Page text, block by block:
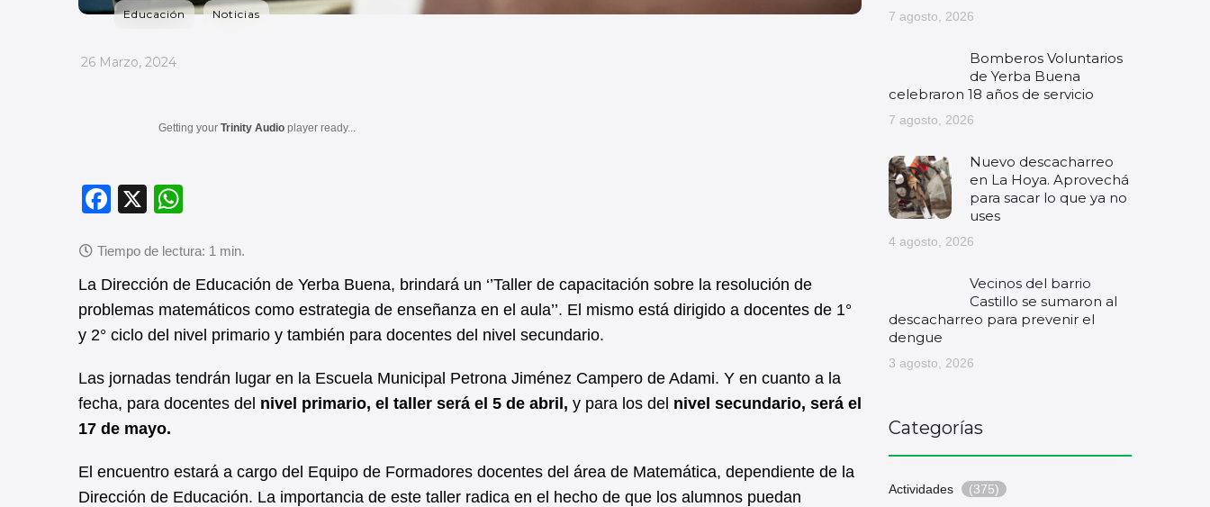
Educación Noticias
_
26 Marzo, 2024
Getting your Trinity Audio player ready...
F
c
e
b
o
o
k
X
at
s
A
p
p
La Dirección de Educación de Yerba Buena, brindará un ‘’Taller de capacitación sobre la resolución de
problemas matemáticos como estrategia de enseñanza en el aula’’. El mismo está dirigido a docentes de 1°
y 2° ciclo del nivel primario y también para docentes del nivel secundario.
Las jornadas tendrán lugar en la Escuela Municipal Petrona Jiménez Campero de Adami. Y en cuanto a la
fecha, para docentes del nivel primario, el taller será el 5 de abril, y para los del nivel secundario, será el
17 de mayo.
El encuentro estará a cargo del Equipo de Formadores docentes del área de Matemática, dependiente de la
Dirección de Educación. La importancia de este taller radica en el hecho de que los alumnos puedan
7 agosto, 2026
Bomberos Voluntarios
de Yerba Buena
celebraron 18 años de servicio
7 agosto, 2026
Nuevo descacharreo
en La Hoya. Aprovechá
para sacar lo que ya no
uses
4 agosto, 2026
Vecinos del barrio
Castillo se sumaron al
descacharreo para prevenir el
dengue
3 agosto, 2026
Categorías
Actividades (375)